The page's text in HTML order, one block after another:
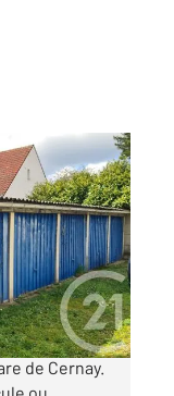
à la vente un
de Cernay.